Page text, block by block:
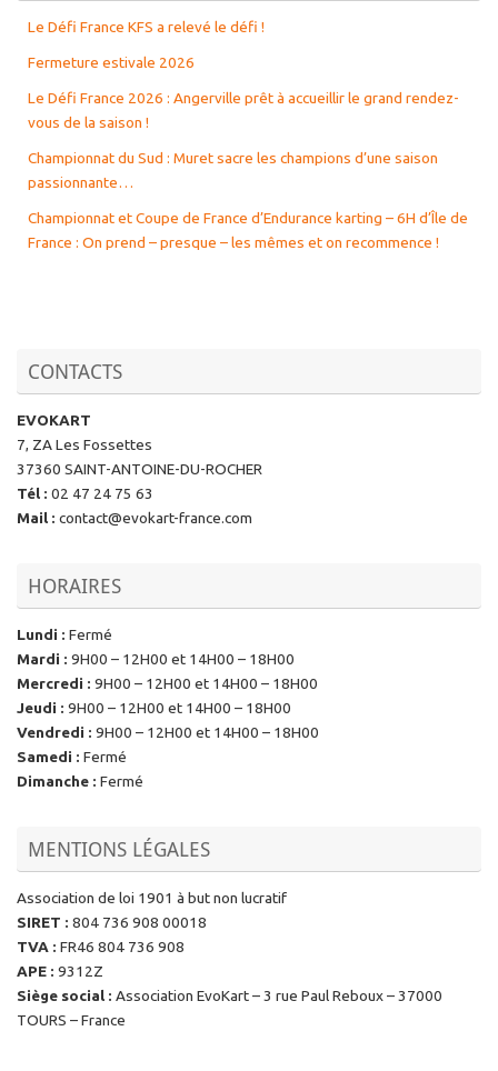
Le Défi France KFS a relevé le défi !
Fermeture estivale 2026
Le Défi France 2026 : Angerville prêt à accueillir le grand rendez-
vous de la saison !
Championnat du Sud : Muret sacre les champions d’une saison
passionnante…
Championnat et Coupe de France d’Endurance karting – 6H d’Île de
France : On prend – presque – les mêmes et on recommence !
CONTACTS
EVOKART
7, ZA Les Fossettes
37360 SAINT-ANTOINE-DU-ROCHER
Tél : 02 47 24 75 63
Mail : contact@evokart-france.com
HORAIRES
Lundi : Fermé
Mardi : 9H00 – 12H00 et 14H00 – 18H00
Mercredi : 9H00 – 12H00 et 14H00 – 18H00
Jeudi : 9H00 – 12H00 et 14H00 – 18H00
Vendredi : 9H00 – 12H00 et 14H00 – 18H00
Samedi : Fermé
Dimanche : Fermé
MENTIONS LÉGALES
Association de loi 1901 à but non lucratif
SIRET : 804 736 908 00018
TVA : FR46 804 736 908
APE : 9312Z
Siège social : Association EvoKart – 3 rue Paul Reboux – 37000
TOURS – France